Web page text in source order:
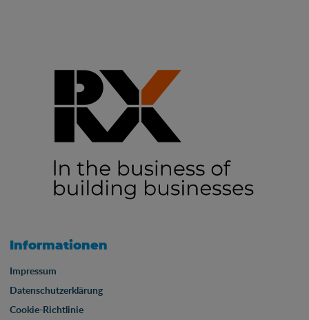
Informationen
Impressum
Datenschutzerklärung
Cookie-Richtlinie